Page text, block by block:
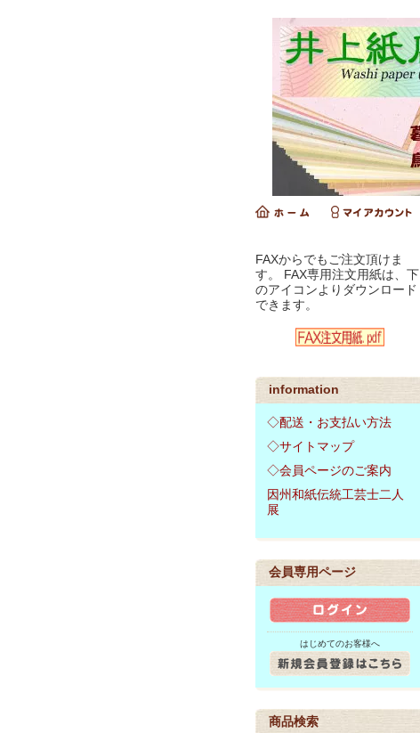
FAXからでもご注文頂けま
す。 FAX専用注文用紙は、下
のアイコンよりダウンロード
できます。
information
◇配送・お支払い方法
◇サイトマップ
◇会員ページのご案内
因州和紙伝統工芸士二人
展
会員専用ページ
はじめてのお客様へ
商品検索